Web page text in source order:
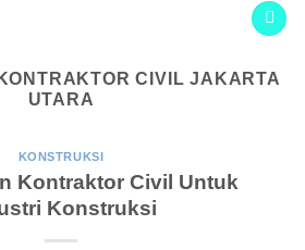
KONTRAKTOR CIVIL JAKARTA
UTARA
KONSTRUKSI
Kontraktor Civil Untuk
Konstruksi